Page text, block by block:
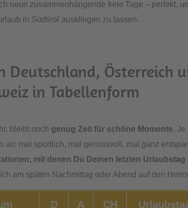
neun zusammenhängende freie Tage – perfekt,
in Südtirol ausklingen zu lassen.
Deutschland, Österreich
in Tabellenform
bleibt noch genug Zeit für schöne Momente. Je
mal sportlich, mal genussvoll, mal ganz
mit denen Du Deinen letzten
am späten Nachmittag oder Abend auf den
D A CH